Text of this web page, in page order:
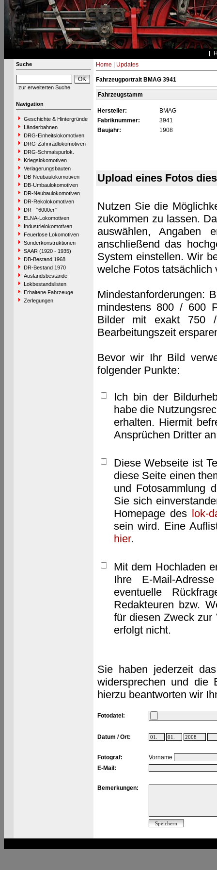
Suche
zur erweiterten Suche
Navigation
Geschichte & Hintergründe
Länderbahnen
DRG-Einheitslokomotiven
DRG-Zahnradlokomotiven
DRG-Schmalspurlok.
Kriegslokomotiven
Verlagerungsbauten
DB-Neubaulokomotiven
DB-Umbaulokomotiven
DR-Neubaulokomotiven
DR-Rekolokomotiven
DR - "6000er"
ELNA-Lokomotiven
Industrielokomotiven
Feuerlose Lokomotiven
Sonderkonstruktionen
SAAR (1920 - 1935)
DB-Bestand 1968
DR-Bestand 1970
Auslandsbestände
Lokbestandslisten
Erhaltene Fahrzeuge
Zerlegungen
Home Updates
Fahrzeugportrait BMAG 3941
Fahrzeugstamm
Hersteller:
BMAG
Fabriknummer:
3941
Baujahr:
1908
Upload eines Fotos
Nutzen Sie die
zukommen zu lassen.
auswählen, Angaben
anschließend das
System einstellen. Wir
welche Fotos tatsächlich
Mindestanforderungen:
mindestens 800 / 600
Bilder mit exakt 750
Bearbeitungszeit
Bevor wir Ihr Bild
folgender Punkte:
Ich bin der
habe die
erhalten. Hiermit
Ansprüchen Dritter
Diese Webseite ist
diese Seite einen
und Fotosammlung
Sie sich
Homepage des lok-
sein wird. Eine
hier.
Mit dem Hochladen
Ihre E-Mail-
eventuelle
Redakteuren bzw.
für diesen Zweck zur
erfolgt nicht.
Sie haben jederzeit
widersprechen und die
hierzu beantworten wir
Fotodatei:
Datum / Ort:
Fotograf:
Vorname
E-Mail:
Bemerkungen: